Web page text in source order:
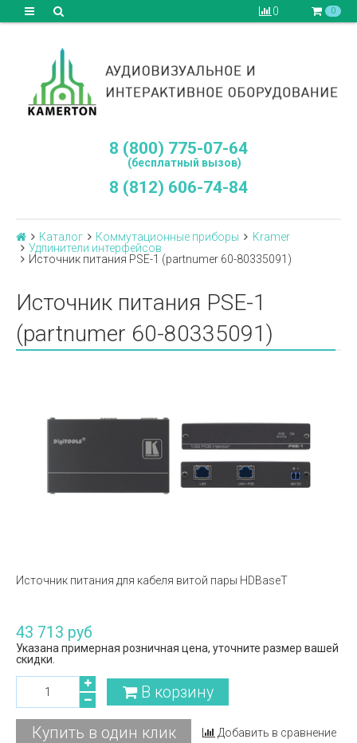
0 0
8 (800) 775-07-64
(бесплатный вызов)
8 (812) 606-74-84
Каталог Коммутационные приборы
Kramer
Удлинители интерфейсов
Источник питания PSE-1 (partnumer 60-80335091)
Источник питания PSE-1
(partnumer 60-80335091)
Источник питания для кабеля витой пары HDBaseT
43 713 руб
Указана примерная розничная цена, уточните размер вашей
скидки.
В корзину
Купить в один клик Добавить в сравнение